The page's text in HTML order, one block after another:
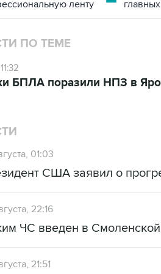
ленту
ПО ТЕМЕ
БПЛА поразили НПЗ в
01:03
США заявил о
22:16
ЧС введен в Смоленской
21:51